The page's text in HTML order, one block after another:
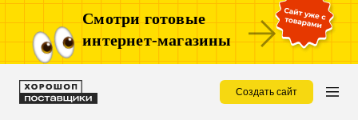
Смотри готовые
интернет-магазины
Создать сайт